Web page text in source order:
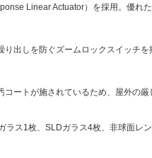
Linear Actuator）を採用。優れ
出しを防ぐズームロックスイッチ
ートが施されているため、屋外の
ス1枚、SLDガラス4枚、非球面